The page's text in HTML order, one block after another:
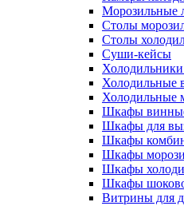
Морозильные
Столы
Столы
Суши-кейсы
Холодильные
Холодильные
Шкафы
Шкафы для
Шкафы
Шкафы
Шкафы
Шкафы
Витрины для